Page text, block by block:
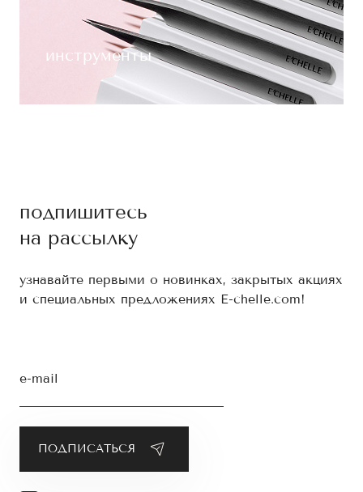
инструменты
подпишитесь
на рассылку
узнавайте первыми о новинках, закрытых акциях
и специальных предложениях E-chelle.com!
e-mail